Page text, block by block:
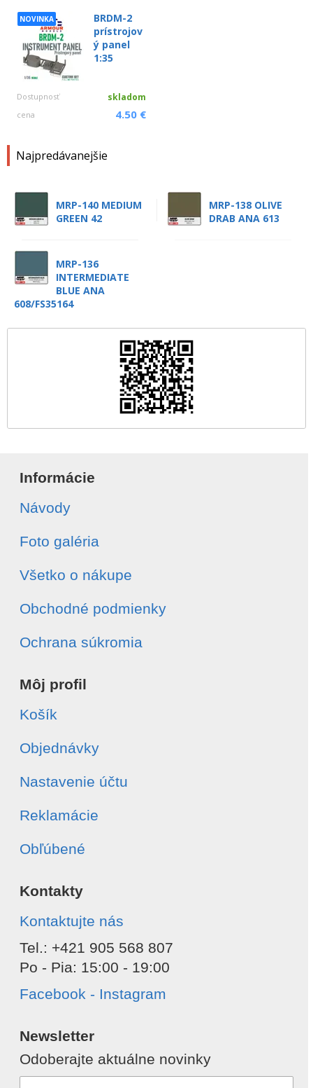
NOVINKA
BRDM-2
prístrojov
ý panel
1:35
Dostupnosť skladom
cena 4.50 €
Najpredávanejšie
MRP-140 MEDIUM
GREEN 42
MRP-138 OLIVE
DRAB ANA 613
MRP-136
INTERMEDIATE
BLUE ANA
608/FS35164
Informácie
Návody
Foto galéria
Všetko o nákupe
Obchodné podmienky
Ochrana súkromia
Môj profil
Košík
Objednávky
Nastavenie účtu
Reklamácie
Obľúbené
Kontakty
Kontaktujte nás
Tel.: +421 905 568 807
Po - Pia: 15:00 - 19:00
Facebook - Instagram
Newsletter
Odoberajte aktuálne novinky